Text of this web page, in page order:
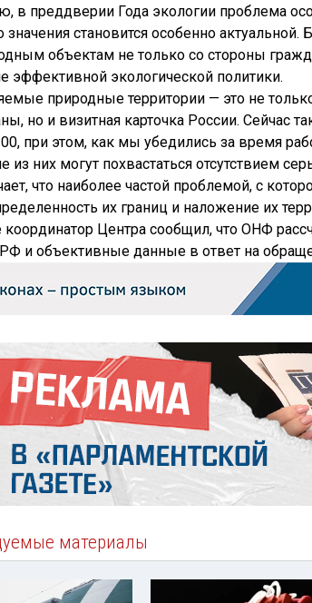
в преддверии Года экологии проблема
значения становится особенно
объектам не только со стороны
эффективной экологической политики.
природные территории — это не
но и визитная карточка России. Сейчас
при этом, как мы убедились за время
них могут похвастаться отсутствием
что наиболее частой проблемой, с
их границ и наложение их
координатор Центра сообщил, что ОНФ
и объективные данные в ответ на
материалы